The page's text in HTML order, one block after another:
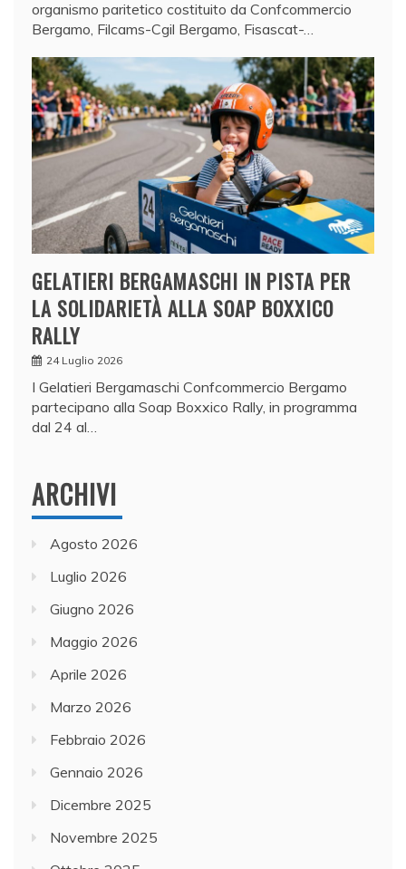
organismo paritetico costituito da Confcommercio
Bergamo, Filcams-Cgil Bergamo, Fisascat-…
GELATIERI BERGAMASCHI IN PISTA PER
LA SOLIDARIETÀ ALLA SOAP BOXXICO
RALLY
24 Luglio 2026
I Gelatieri Bergamaschi Confcommercio Bergamo
partecipano alla Soap Boxxico Rally, in programma
dal 24 al…
ARCHIVI
Agosto 2026
Luglio 2026
Giugno 2026
Maggio 2026
Aprile 2026
Marzo 2026
Febbraio 2026
Gennaio 2026
Dicembre 2025
Novembre 2025